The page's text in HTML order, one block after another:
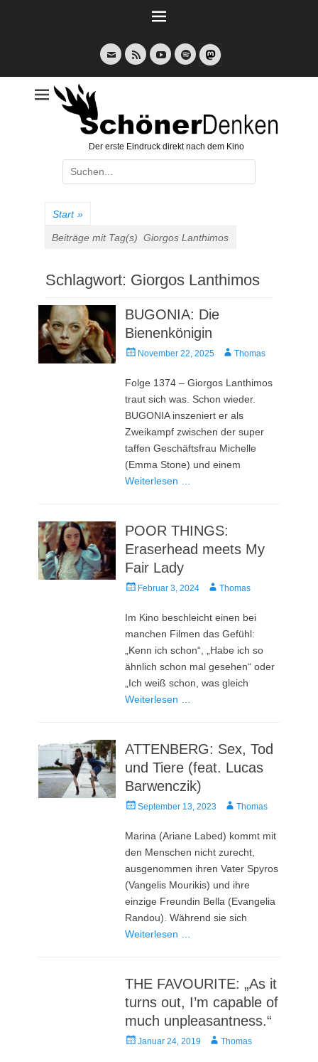
E-
Mail
Feed YouTubeSpotify
Der erste Eindruck direkt nach dem Kino
Suche
nach:
Start »
Beiträge mit Tag(s) Giorgos Lanthimos
Schlagwort: Giorgos Lanthimos
BUGONIA: Die
Bienenkönigin
Veröffentlicht
November 22, 2025 AutorThomas
Folge 1374 – Giorgos Lanthimos
traut sich was. Schon wieder.
BUGONIA inszeniert er als
Zweikampf zwischen der super
taffen Geschäftsfrau Michelle
(Emma Stone) und einem
Weiterlesen …
POOR THINGS:
Eraserhead meets My
Fair Lady
Veröffentlicht
Februar 3, 2024 AutorThomas
Im Kino beschleicht einen bei
manchen Filmen das Gefühl:
„Kenn ich schon“, „Habe ich so
ähnlich schon mal gesehen“ oder
„Ich weiß schon, was gleich
Weiterlesen …
ATTENBERG: Sex, Tod
und Tiere (feat. Lucas
Barwenczik)
Veröffentlicht
September 13, 2023 AutorThomas
Marina (Ariane Labed) kommt mit
den Menschen nicht zurecht,
ausgenommen ihren Vater Spyros
(Vangelis Mourikis) und ihre
einzige Freundin Bella (Evangelia
Randou). Während sie sich
Weiterlesen …
THE FAVOURITE: „As it
turns out, I’m capable of
much unpleasantness.“
Veröffentlicht
Januar 24, 2019 AutorThomas